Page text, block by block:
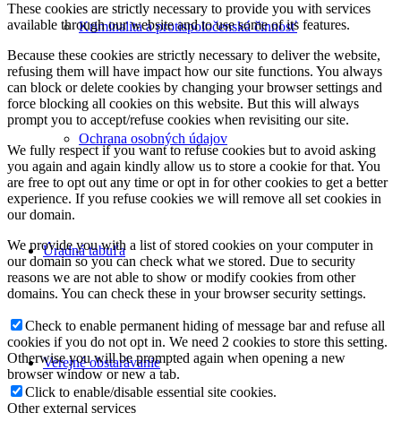
Kriminalita a protispoločenská činnosť
Ochrana osobných údajov
Úradná tabuľa
Verejné obstarávanie
These cookies are strictly necessary to provide you with services
available through our website and to use some of its features.
Because these cookies are strictly necessary to deliver the website,
refusing them will have impact how our site functions. You always
can block or delete cookies by changing your browser settings and
force blocking all cookies on this website. But this will always
prompt you to accept/refuse cookies when revisiting our site.
We fully respect if you want to refuse cookies but to avoid asking
you again and again kindly allow us to store a cookie for that. You
are free to opt out any time or opt in for other cookies to get a better
experience. If you refuse cookies we will remove all set cookies in
our domain.
We provide you with a list of stored cookies on your computer in
our domain so you can check what we stored. Due to security
reasons we are not able to show or modify cookies from other
domains. You can check these in your browser security settings.
Check to enable permanent hiding of message bar and refuse all
cookies if you do not opt in. We need 2 cookies to store this setting.
Otherwise you will be prompted again when opening a new
browser window or new a tab.
Click to enable/disable essential site cookies.
Other external services